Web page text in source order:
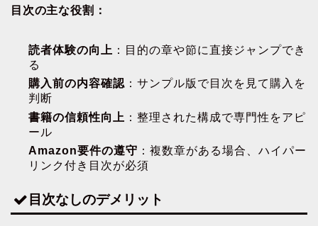
目次の主な役割：
読者体験の向上 ：目的の章や節に直接ジャンプでき
る
購入前の内容確認 ：サンプル版で目次を見て購入を
判断
書籍の信頼性向上 ：整理された構成で専門性をアピ
ール
Amazon要件の遵守 ：複数章がある場合、ハイパー
リンク付き目次が必須
目次なしのデメリット